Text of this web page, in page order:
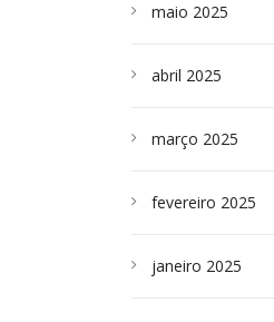
maio 2025
abril 2025
março 2025
fevereiro 2025
janeiro 2025